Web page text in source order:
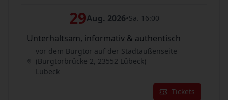
29Aug. 2026•Sa. 16:00
Unterhaltsam, informativ & authentisch
vor dem Burgtor auf der Stadtaußenseite
(Burgtorbrücke 2, 23552 Lübeck)
Lübeck
Tickets